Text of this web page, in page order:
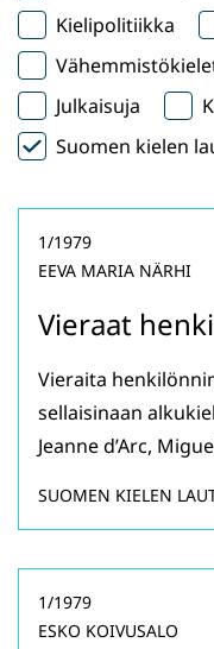
Kielipolitiikka
Julkaisuja
Suomen kielen
Vieraat
1/1979
EEVA MARIA NÄRHI
Vieraita
sellaisinaan
Jeanne d’Arc,
SUOMEN KIELEN
1/1979
ESKO KOIVUSALO